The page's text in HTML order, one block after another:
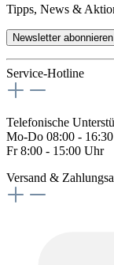
Tipps, News &
Newsletter abonnieren
Service-Hotline
Telefonische
Mo-Do 08:00 -
Fr 8:00 - 15:00 Uhr
Versand &